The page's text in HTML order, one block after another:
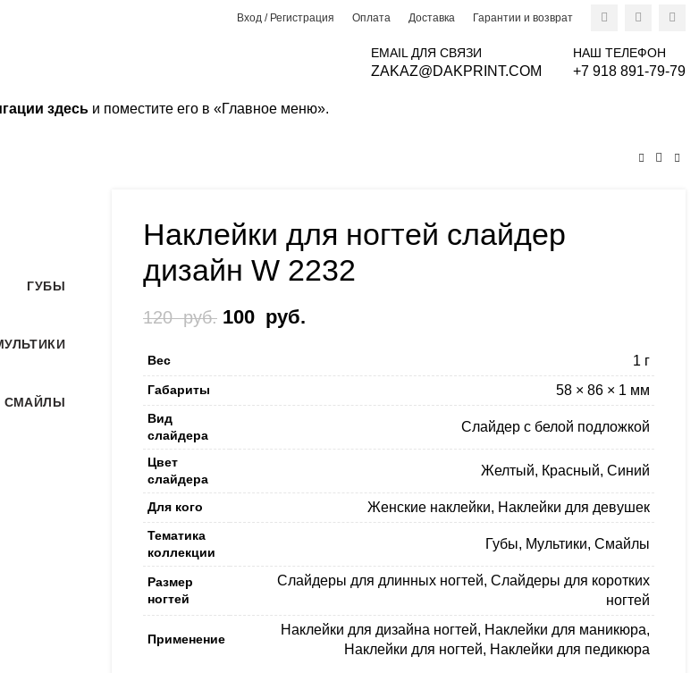
Вход / Регистрация Оплата Доставка Гарантии и возврат
EMAIL ДЛЯ СВЯЗИ
ZAKAZ@DAKPRINT.COM
НАШ ТЕЛЕФОН
+7 918 891-79-79
здесь и поместите его в «Главное меню».
ГУБЫ
СМАЙЛЫ
Наклейки для ногтей слайдер
дизайн W 2232
120руб. Первоначальная цена составляла 120 руб..
100 руб.
Вес 1 г
Габариты 58 × 86 × 1 мм
Вид
слайдера
Слайдер с белой подложкой
Цвет
слайдера
Желтый, Красный, Синий
Для кого Женские наклейки, Наклейки для девушек
Тематика
коллекции
Губы, Мультики, Смайлы
Размер
ногтей
Слайдеры для длинных ногтей, Слайдеры для коротких
ногтей
Применение
Наклейки для дизайна ногтей, Наклейки для маникюра,
Наклейки для ногтей, Наклейки для педикюра